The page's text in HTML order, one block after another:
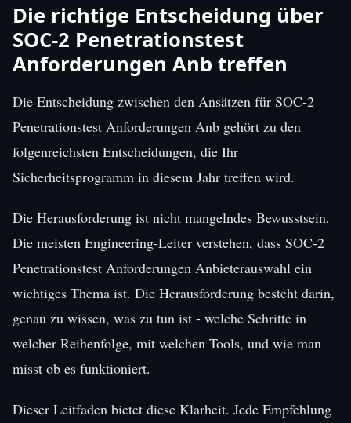
Die richtige Entscheidung über
SOC-2 Penetrationstest
Anforderungen Anb treffen
Die Entscheidung zwischen den Ansätzen für SOC-2
Penetrationstest Anforderungen Anb gehört zu den
folgenreichsten Entscheidungen, die Ihr
Sicherheitsprogramm in diesem Jahr treffen wird.
Die Herausforderung ist nicht mangelndes Bewusstsein.
Die meisten Engineering-Leiter verstehen, dass SOC-2
Penetrationstest Anforderungen Anbieterauswahl ein
wichtiges Thema ist. Die Herausforderung besteht darin,
genau zu wissen, was zu tun ist - welche Schritte in
welcher Reihenfolge, mit welchen Tools, und wie man
misst ob es funktioniert.
Dieser Leitfaden bietet diese Klarheit. Jede Empfehlung